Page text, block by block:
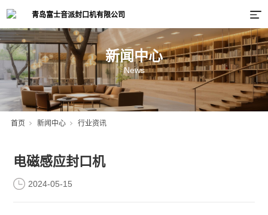
新闻中心
News
首页 新闻中心 行业资讯
电磁感应封口机
2024-05-15